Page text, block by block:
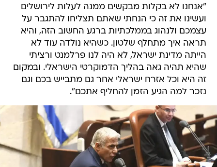
"אנחנו לא בקלות מבקשים ממנה לעלות לירושלים
ועשינו את זה כי הנחתי שאתם תצליחו להתגבר על
עצמכם ולנהוג בממלכתיות ברגע החשוב הזה, והיא
תראה איך מתחלף שלטון. כשהיא נולדה עוד לא
הייתה מדינת ישראל, לא היה לנו פרלמנט ורציתי
שהיא תהיה גאה בהליך הדמוקרטי הישראלי. ובמקום
זה היא וכל אזרח ישראלי אחר גם מתבייש בכם וגם
נזכר למה הגיע הזמן להחליף אתכם".